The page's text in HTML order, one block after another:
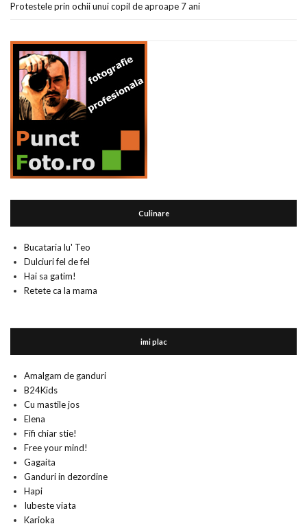
Protestele prin ochii unui copil de aproape 7 ani
Culinare
Bucataria lu' Teo
Dulciuri fel de fel
Hai sa gatim!
Retete ca la mama
imi plac
Amalgam de ganduri
B24Kids
Cu mastile jos
Elena
Fifi chiar stie!
Free your mind!
Gagaita
Ganduri in dezordine
Hapi
Iubeste viata
Karioka